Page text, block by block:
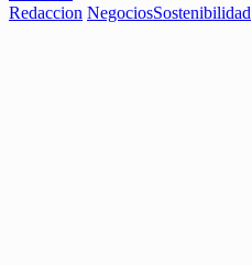
Redaccion NegociosSostenibilidad